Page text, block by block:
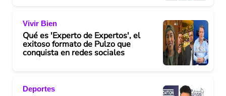
Vivir Bien
Qué es 'Experto de Expertos', el
exitoso formato de Pulzo que
conquista en redes sociales
Deportes